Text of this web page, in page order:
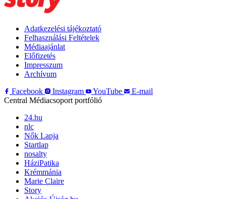
Adatkezelési tájékoztató
Felhasználási Feltételek
Médiaajánlat
Előfizetés
Impresszum
Archívum
Facebook
Instagram YouTube
E-mail
Central Médiacsoport portfólió
24.hu
nlc
Nők Lapja
Startlap
nosalty
HáziPatika
Krémmánia
Marie Claire
Story